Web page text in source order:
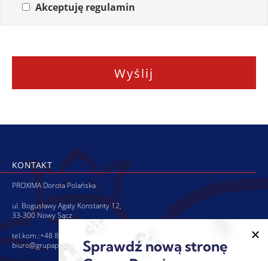
Sprawdź nową stronę
Akceptuję regulamin
KONTAKT
PROXIMA Dorota Polańska
ul. Bogusławy Agaty Konstanty 12,
33-300 Nowy Sącz
tel.kom.:+48 880 76 15 77
biuro@grupaproxima.com